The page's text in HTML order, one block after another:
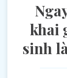
khai
sinh